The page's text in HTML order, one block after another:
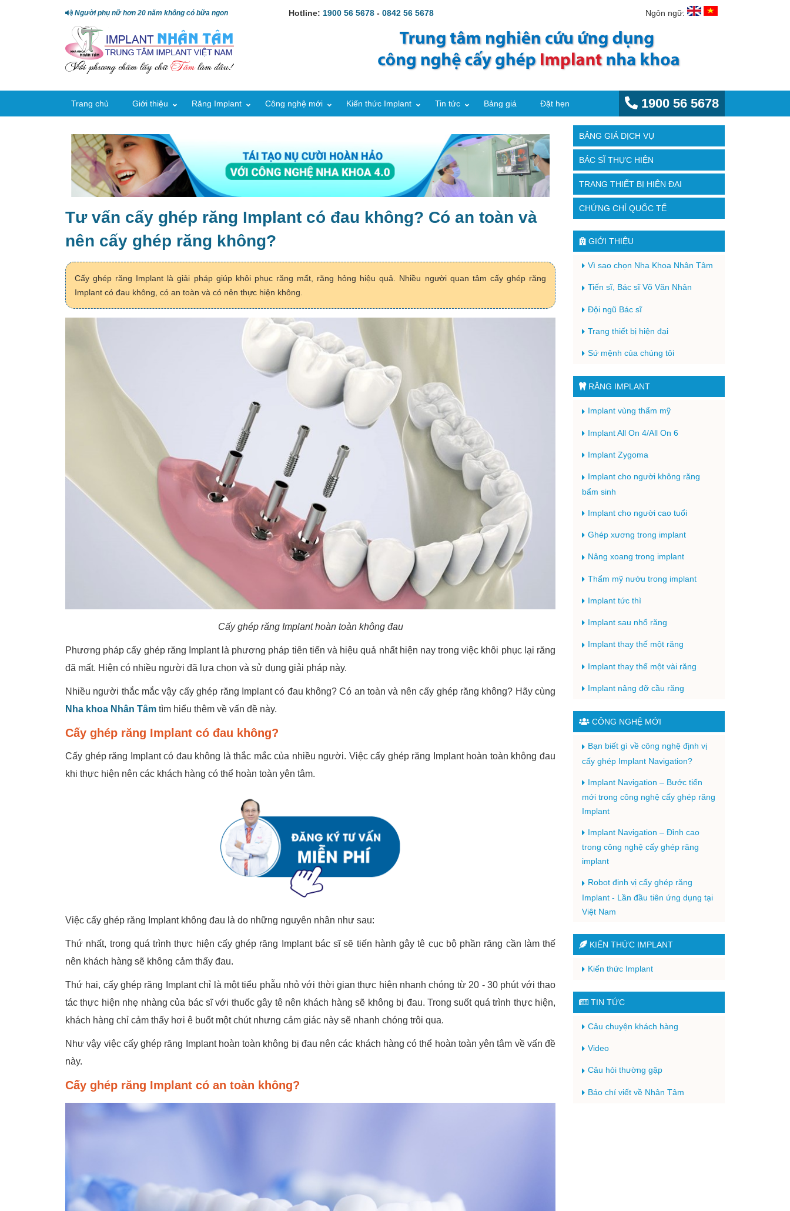
Người phụ nữ hơn 20 năm không có bữa ngon Hotline: 1900 56 5678 -0842 56 5678 Ngôn ngữ:
Trang chủ Giới thiệu Răng Implant Công nghệ mới Kiến thức Implant Tin tức Bảng giá Đặt hẹn 1900 56 5678
Tư vấn cấy ghép răng Implant có đau không? Có an toàn và
nên cấy ghép răng không?
Cấy ghép răng Implant là giải pháp giúp khôi phục răng mất, răng hỏng hiệu quả. Nhiều người quan tâm cấy ghép răng
Implant có đau không, có an toàn và có nên thực hiện không.
Cấy ghép răng Implant hoàn toàn không đau
Phương pháp cấy ghép răng Implant là phương pháp tiên tiến và hiệu quả nhất hiện nay trong việc khôi phục lại răng
đã mất. Hiện có nhiều người đã lựa chọn và sử dụng giải pháp này.
Nhiều người thắc mắc vậy cấy ghép răng Implant có đau không? Có an toàn và nên cấy ghép răng không? Hãy cùng
Nha khoa Nhân Tâm tìm hiểu thêm về vấn đề này.
Cấy ghép răng Implant có đau không?
Cấy ghép răng Implant có đau không là thắc mắc của nhiều người. Việc cấy ghép răng Implant hoàn toàn không đau
khi thực hiện nên các khách hàng có thể hoàn toàn yên tâm.
Việc cấy ghép răng Implant không đau là do những nguyên nhân như sau:
Thứ nhất, trong quá trình thực hiện cấy ghép răng Implant bác sĩ sẽ tiến hành gây tê cục bộ phần răng cần làm thế
nên khách hàng sẽ không cảm thấy đau.
Thứ hai, cấy ghép răng Implant chỉ là một tiểu phẫu nhỏ với thời gian thực hiện nhanh chóng từ 20 - 30 phút với thao
tác thực hiện nhẹ nhàng của bác sĩ với thuốc gây tê nên khách hàng sẽ không bị đau. Trong suốt quá trình thực hiện,
khách hàng chỉ cảm thấy hơi ê buốt một chút nhưng cảm giác này sẽ nhanh chóng trôi qua.
Như vậy việc cấy ghép răng Implant hoàn toàn không bị đau nên các khách hàng có thể hoàn toàn yên tâm về vấn đề
này.
Cấy ghép răng Implant có an toàn không?
BẢNG GIÁ DỊCH VỤ
BÁC SĨ THỰC HIỆN
TRANG THIẾT BỊ HIỆN ĐẠI
CHỨNG CHỈ QUỐC TẾ
GIỚI THIỆU
Vì sao chọn Nha Khoa Nhân Tâm
Tiến sĩ, Bác sĩ Võ Văn Nhân
Đội ngũ Bác sĩ
Trang thiết bị hiện đại
Sứ mệnh của chúng tôi
RĂNG IMPLANT
Implant vùng thẩm mỹ
Implant All On 4/All On 6
Implant Zygoma
Implant cho người không răng
bẩm sinh
Implant cho người cao tuổi
Ghép xương trong implant
Nâng xoang trong implant
Thẩm mỹ nướu trong implant
Implant tức thì
Implant sau nhổ răng
Implant thay thế một răng
Implant thay thế một vài răng
Implant nâng đỡ cầu răng
CÔNG NGHỆ MỚI
Bạn biết gì về công nghệ định vị
cấy ghép Implant Navigation?
Implant Navigation – Bước tiến
mới trong công nghệ cấy ghép răng
Implant
Implant Navigation – Đỉnh cao
trong công nghệ cấy ghép răng
implant
Robot định vị cấy ghép răng
Implant - Lần đầu tiên ứng dụng tại
Việt Nam
KIẾN THỨC IMPLANT
Kiến thức Implant
TIN TỨC
Câu chuyện khách hàng
Video
Câu hỏi thường gặp
Báo chí viết về Nhân Tâm